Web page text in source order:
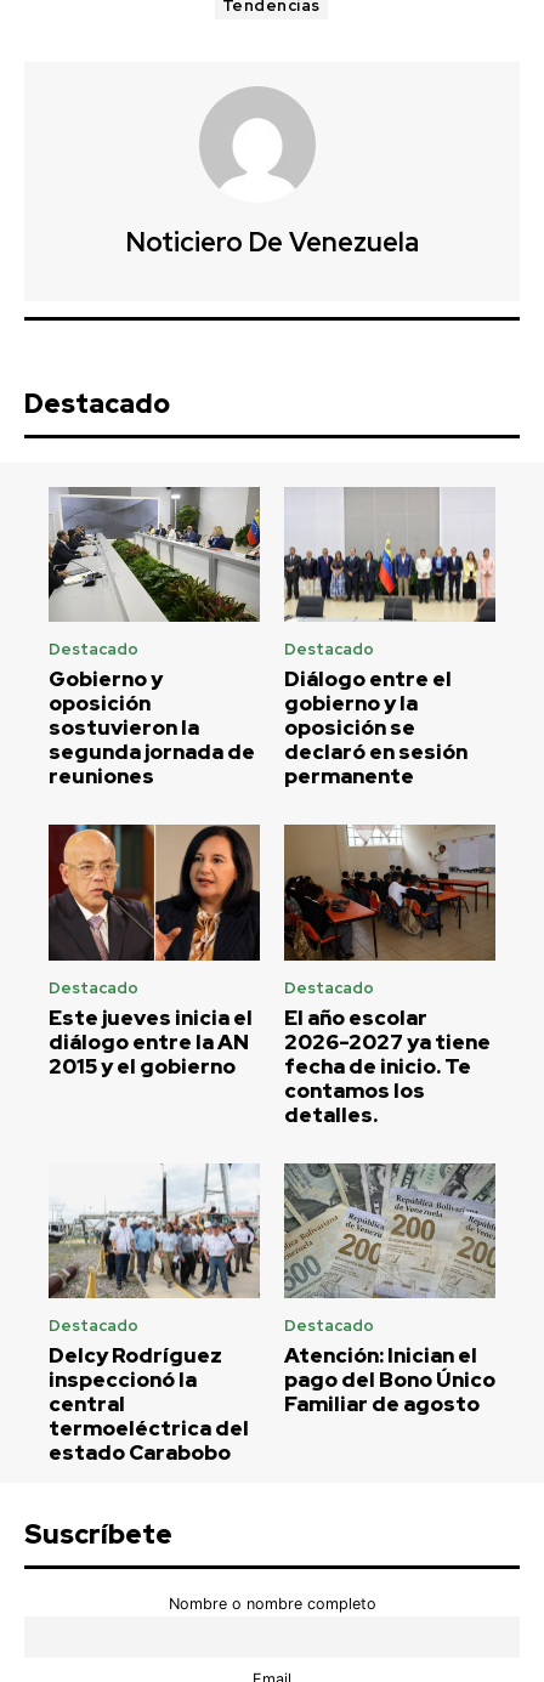
Tendencias
Noticiero De Venezuela
Destacado
Destacado
Gobierno y
oposición
sostuvieron la
segunda jornada de
reuniones
Destacado
Diálogo entre el
gobierno y la
oposición se
declaró en sesión
permanente
Destacado
Este jueves inicia el
diálogo entre la AN
2015 y el gobierno
Destacado
El año escolar
2026-2027 ya tiene
fecha de inicio. Te
contamos los
detalles.
Destacado
Delcy Rodríguez
inspeccionó la
central
termoeléctrica del
estado Carabobo
Destacado
Atención: Inician el
pago del Bono Único
Familiar de agosto
Suscríbete
Nombre o nombre completo